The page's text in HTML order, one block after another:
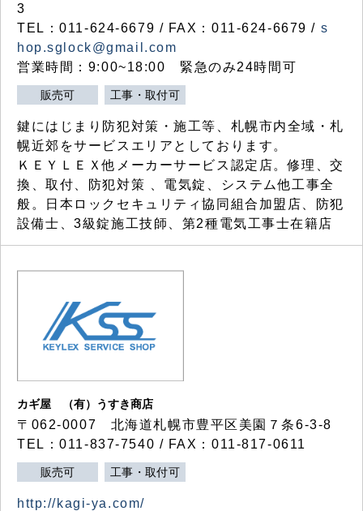
3
TEL：011-624-6679 / FAX：011-624-6679 / s
hop.sglock@gmail.com
営業時間：9:00~18:00 緊急のみ24時間可
販売可 工事・取付可
鍵にはじまり防犯対策・施工等、札幌市内全域・札
幌近郊をサービスエリアとしております。
ＫＥＹＬＥＸ他メーカーサービス認定店。修理、交
換、取付、防犯対策 、電気錠、システム他工事全
般。日本ロックセキュリティ協同組合加盟店、防犯
設備士、3級錠施工技師、第2種電気工事士在籍店
カギ屋 （有）うすき商店
〒062-0007 北海道札幌市豊平区美園７条6-3-8
TEL：011-837-7540 / FAX：011-817-0611
販売可 工事・取付可
http://kagi-ya.com/